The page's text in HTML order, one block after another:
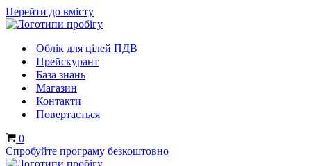
Перейти до вмісту
Облік для цілей ПДВ
Прейскурант
База знань
Магазин
Контакти
Повертається
Кошик
0
Спробуйте програму безкоштовно